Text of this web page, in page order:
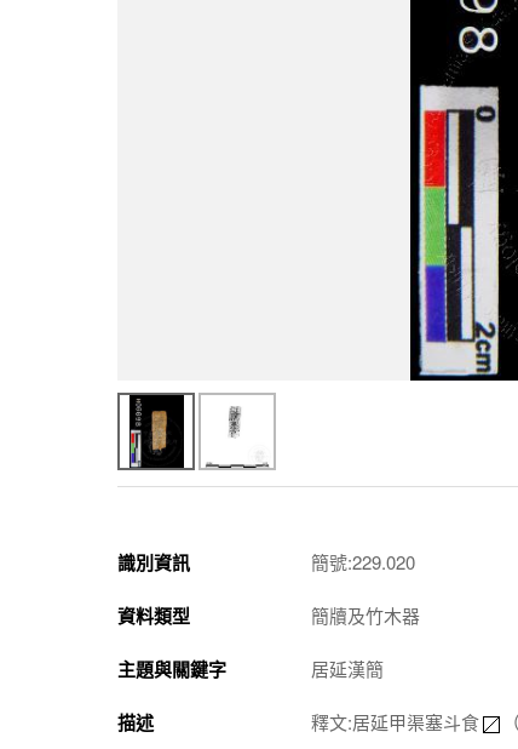
識別資訊 簡號:229.020
資料類型 簡牘及竹木器
主題與關鍵字 居延漢簡
描述 釋文:居延甲渠塞斗食